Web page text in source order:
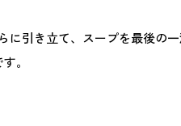
に引き立て、スープを最後の
。